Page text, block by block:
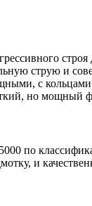
строя
струю и
с
но мощный
по
и